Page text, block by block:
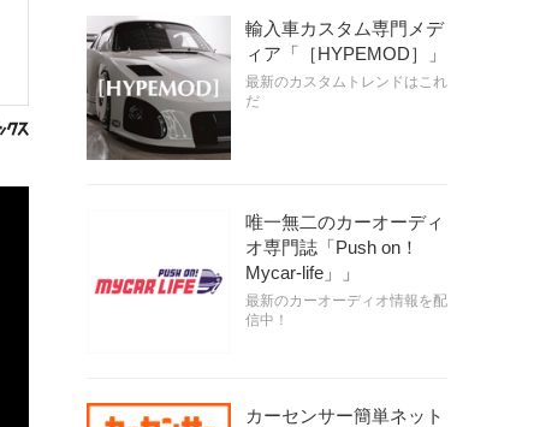
輸入車カスタム専門メデ
ィア「［HYPEMOD］」
最新のカスタムトレンドはこれ
だ
唯一無二のカーオーディ
オ専門誌「Push on！
Mycar-life」」
最新のカーオーディオ情報を配
信中！
カーセンサー簡単ネット